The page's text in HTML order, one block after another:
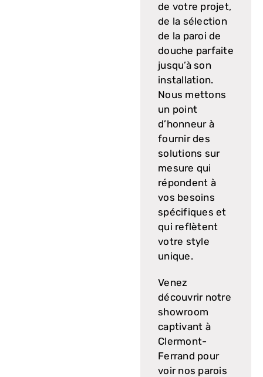
de votre projet,
de la sélection
de la paroi de
douche parfaite
jusqu’à son
installation.
Nous mettons
un point
d’honneur à
fournir des
solutions sur
mesure qui
répondent à
vos besoins
spécifiques et
qui reflètent
votre style
unique.
Venez
découvrir notre
showroom
captivant à
Clermont-
Ferrand pour
voir nos parois